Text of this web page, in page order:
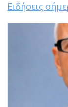
Ειδήσεις